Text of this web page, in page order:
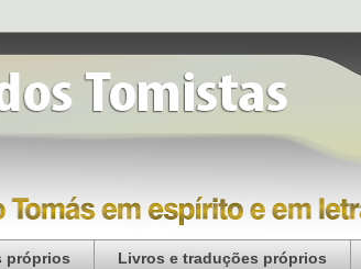
próprios Livros e traduções próprios